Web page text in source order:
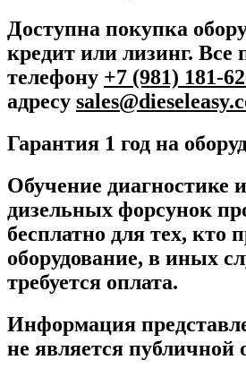
Доступна покупка
кредит или лизинг. Все
телефону +7 (981) 181-
адресу
Гарантия 1 год на
Обучение диагностике
дизельных форсунок
бесплатно для тех, кто
оборудование, в иных
требуется оплата.
Информация
не является публичной